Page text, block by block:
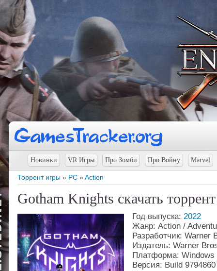
Новинки VR Игры Про Зомби Про Войну Marvel
Торрент игры » PC »Action
Gotham Knights скачать торрент
Год выпуска: 2022
Жанр: Action /
Разработчик: Warner
Издатель: Warner
Платформа: Windows
Версия: Build 9794860